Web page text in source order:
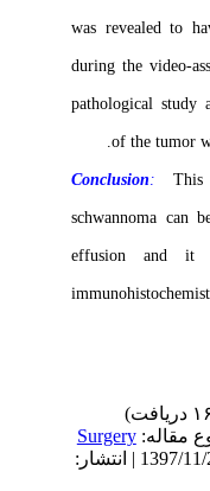
was revealed to
during the video-
pathological
of the tumor
Conclusion
schwannoma
effusion and
Surgery
دریافت: 1397/8/19 | پذیرش: 1397/11/24 | انتشار: